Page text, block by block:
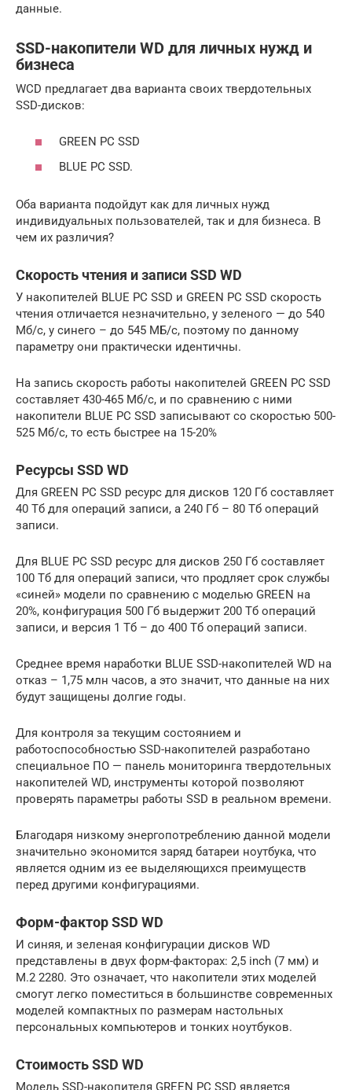
данные.
SSD-накопители WD для личных нужд и
бизнеса
WCD предлагает два варианта своих твердотельных
SSD-дисков:
GREEN PC SSD
BLUE PC SSD.
Оба варианта подойдут как для личных нужд
индивидуальных пользователей, так и для бизнеса. В
чем их различия?
Скорость чтения и записи SSD WD
У накопителей BLUE PC SSD и GREEN PC SSD скорость
чтения отличается незначительно, у зеленого — до 540
Мб/c, у синего – до 545 МБ/с, поэтому по данному
параметру они практически идентичны.
На запись скорость работы накопителей GREEN PC SSD
составляет 430-465 Мб/с, и по сравнению с ними
накопители BLUE PC SSD записывают со скоростью 500-
525 Мб/с, то есть быстрее на 15-20%
Ресурсы SSD WD
Для GREEN PC SSD ресурс для дисков 120 Гб составляет
40 Тб для операций записи, а 240 Гб – 80 Тб операций
записи.
Для BLUE PC SSD ресурс для дисков 250 Гб составляет
100 Тб для операций записи, что продляет срок службы
«синей» модели по сравнению с моделью GREEN на
20%, конфигурация 500 Гб выдержит 200 Тб операций
записи, и версия 1 Тб – до 400 Тб операций записи.
Среднее время наработки BLUE SSD-накопителей WD на
отказ – 1,75 млн часов, а это значит, что данные на них
будут защищены долгие годы.
Для контроля за текущим состоянием и
работоспособностью SSD-накопителей разработано
специальное ПО — панель мониторинга твердотельных
накопителей WD, инструменты которой позволяют
проверять параметры работы SSD в реальном времени.
Благодаря низкому энергопотреблению данной модели
значительно экономится заряд батареи ноутбука, что
является одним из ее выделяющихся преимуществ
перед другими конфигурациями.
Форм-фактор SSD WD
И синяя, и зеленая конфигурации дисков WD
представлены в двух форм-факторах: 2,5 inch (7 мм) и
M.2 2280. Это означает, что накопители этих моделей
смогут легко поместиться в большинстве современных
моделей компактных по размерам настольных
персональных компьютеров и тонких ноутбуков.
Стоимость SSD WD
Модель SSD-накопителя GREEN PC SSD является